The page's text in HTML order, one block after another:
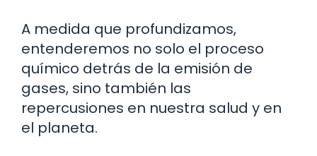
A medida que profundizamos,
entenderemos no solo el proceso
químico detrás de la emisión de
gases, sino también las
repercusiones en nuestra salud y en
el planeta.